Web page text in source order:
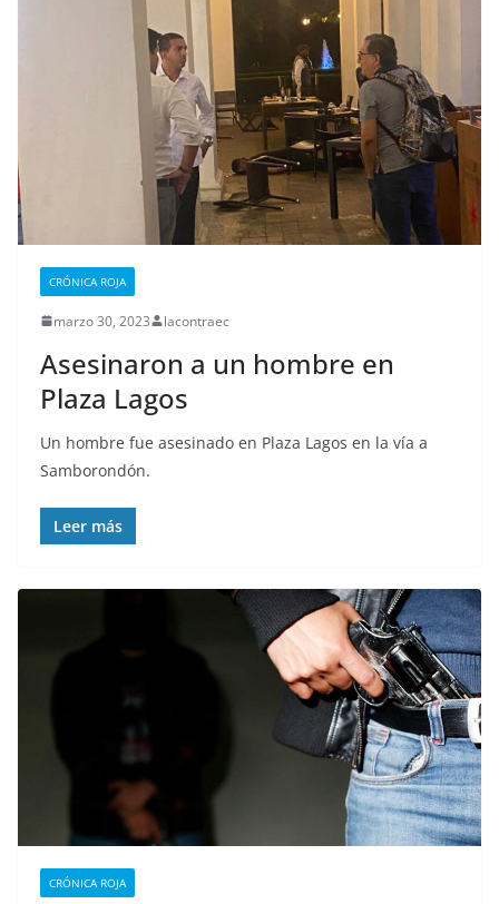
CRÓNICA ROJA
marzo 30, 2023 lacontraec
Asesinaron a un hombre en
Plaza Lagos
Un hombre fue asesinado en Plaza Lagos en la vía a
Samborondón.
Leer más
CRÓNICA ROJA